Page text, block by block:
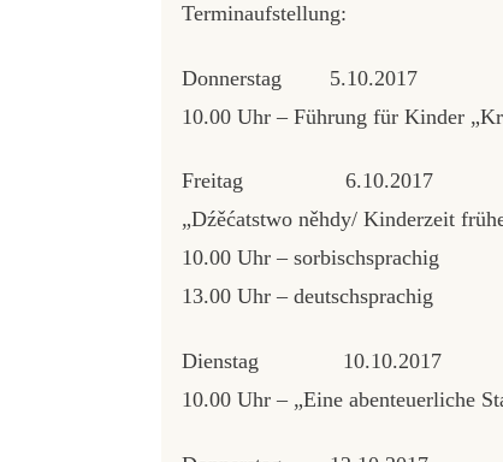
Terminaufstellung:
Donnerstag 5.10.2017
10.00 Uhr – Führung für Kinder
Freitag 6.10.2017
„Dźěćatstwo něhdy/ Kinderzeit
10.00 Uhr – sorbischsprachig
13.00 Uhr – deutschsprachig
Dienstag 10.10.2017
10.00 Uhr – „Eine abenteuerliche